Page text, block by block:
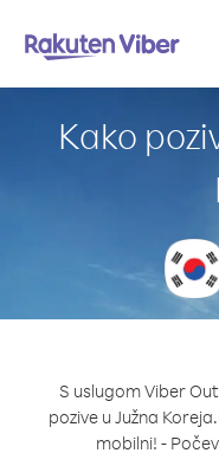
Kako
S uslugom Viber
pozive u Južna Koreja.
mobilni! -